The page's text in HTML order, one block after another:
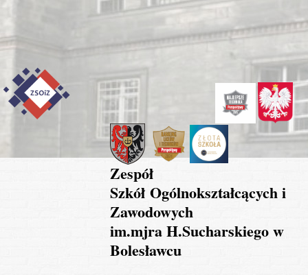
Zespół
Szkół Ogólnokształcących i
Zawodowych
im.mjra H.Sucharskiego w
Bolesławcu